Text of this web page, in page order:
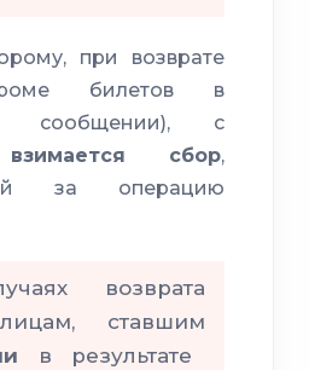
при возврате
билетов в
сообщении), с
сбор,
за операцию
возврата
ставшим
в результате